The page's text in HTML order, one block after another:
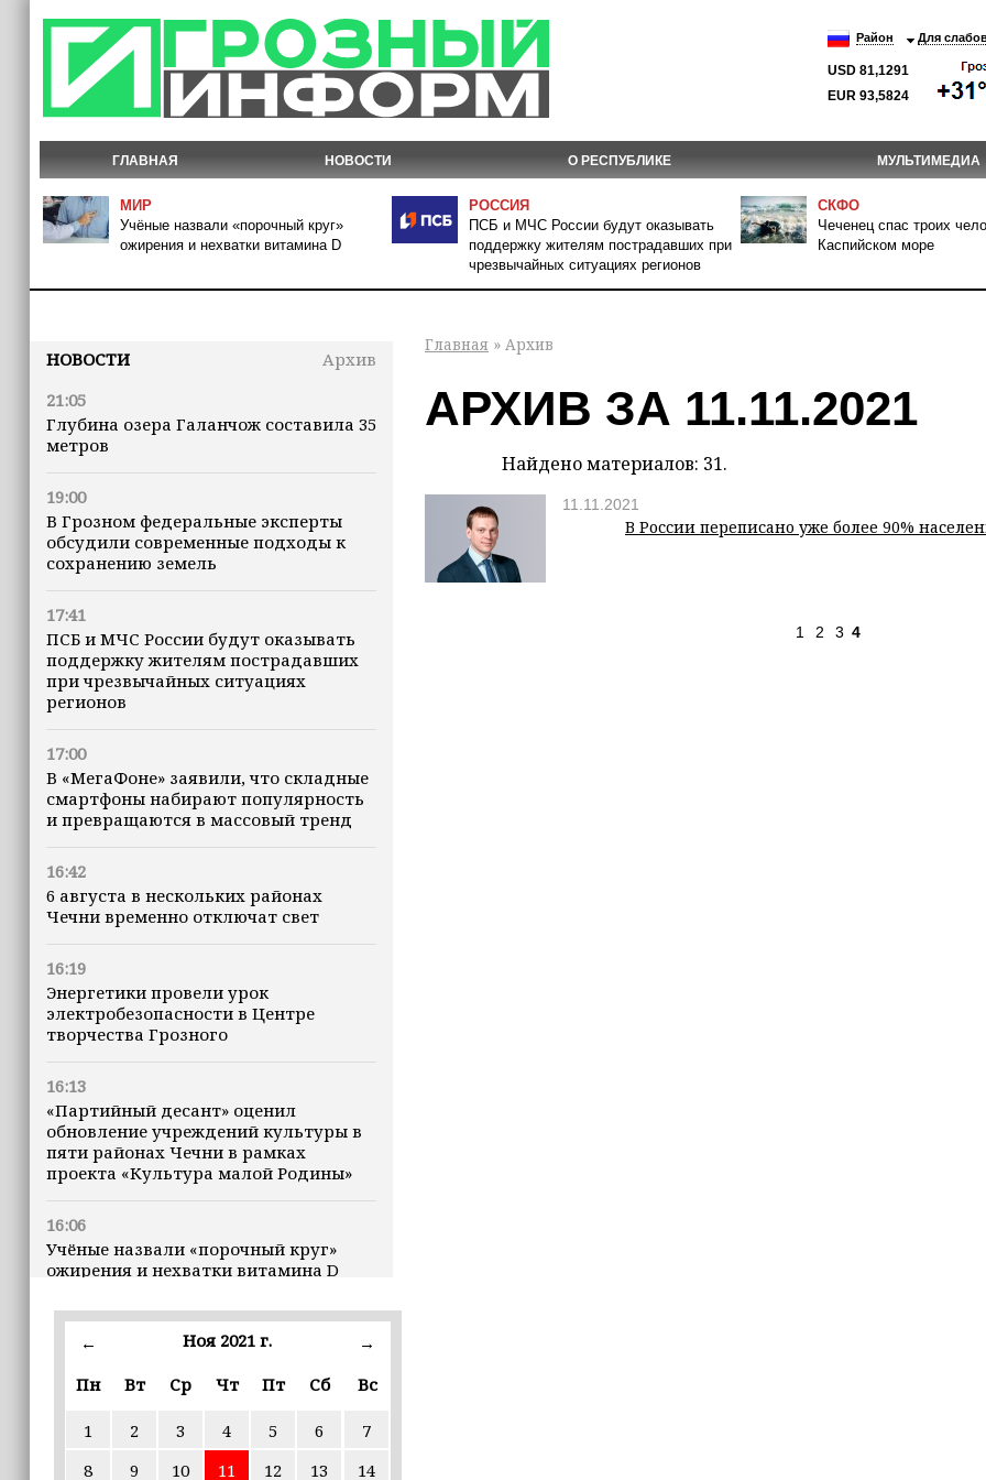
Район Для
USD 81,1291
EUR 93,5824
ГЛАВНАЯ НОВОСТИ О РЕСПУБЛИКЕ МУЛЬТИМЕДИА
МИР
Учёные назвали «порочный круг»
ожирения и нехватки витамина D
РОССИЯ
ПСБ и МЧС России будут оказывать
поддержку жителям пострадавших при
чрезвычайных ситуациях регионов
СКФО
Чеченец спас троих
Каспийском море
НОВОСТИ
Архив
21:05
Глубина озера Галанчож составила 35
метров
19:00
В Грозном федеральные эксперты
обсудили современные подходы к
сохранению земель
17:41
ПСБ и МЧС России будут оказывать
поддержку жителям пострадавших
при чрезвычайных ситуациях
регионов
17:00
В «МегаФоне» заявили, что складные
смартфоны набирают популярность
и превращаются в массовый тренд
16:42
6 августа в нескольких районах
Чечни временно отключат свет
16:19
Энергетики провели урок
электробезопасности в Центре
творчества Грозного
16:13
«Партийный десант» оценил
обновление учреждений культуры в
пяти районах Чечни в рамках
проекта «Культура малой Родины»
16:06
Учёные назвали «порочный круг»
ожирения и нехватки витамина D
16:00
В Чеченской Республике начинается
В Чеченской Республики
избирательные комиссии
← Ноя 2021 г.
→
Пн
Вт Ср Чт Пт Сб Вс
1 2 3 4 5 6
7
8
9 10 11 12 13 14
Главная » Архив
АРХИВ ЗА 11.11.2021
Найдено материалов: 31.
11.11.2021
В России переписано уже более 90%
1 2 3 4